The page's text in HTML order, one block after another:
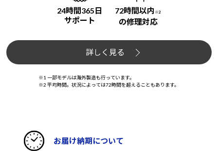
24時間365日
サポート
72時間以内 ※2
の修理対応
詳しく見る
※1 一部モデルは海外製造も行っています。
※2 平均時間。状況によっては72時間を超えることもあります。
お届け納期について